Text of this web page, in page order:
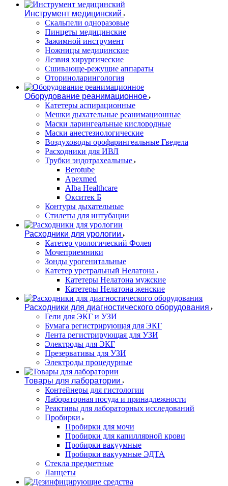
Инструмент медицинский
Скальпели одноразовые
Пинцеты медицинские
Зажимной инструмент
Ножницы медицинские
Лезвия хирургические
Сшивающе-режущие аппараты
Оториноларингология
Оборудование реанимационное
Катетеры аспирационные
Мешки дыхательные реанимационные
Маски ларингеальные кислородные
Маски анестезиологические
Воздуховоды орофарингеальные Гведела
Расходники для ИВЛ
Трубки эндотрахеальные
Berotube
Apexmed
Alba Healthcare
Окситек Б
Контуры дыхательные
Стилеты для интубации
Расходники для урологии
Катетер урологический Фолея
Мочеприемники
Зонды урогенитальные
Катетер уретральный Нелатона
Катетеры Нелатона мужские
Катетеры Нелатона женские
Расходники для диагностического оборудования
Гели для ЭКГ и УЗИ
Бумага регистрирующая для ЭКГ
Лента регистрирующая для УЗИ
Электроды для ЭКГ
Презервативы для УЗИ
Электроды процедурные
Товары для лаборатории
Контейнеры для гистологии
Лабораторная посуда и принадлежности
Реактивы для лабораторных исследований
Пробирки
Пробирки для мочи
Пробирки для капиллярной крови
Пробирки вакуумные
Пробирки вакуумные ЭДТА
Стекла предметные
Ланцеты